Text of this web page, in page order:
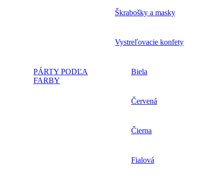
Škrabošky a masky
Vystreľovacie konfety
PÁRTY PODĽA
FARBY
Biela
Červená
Čierna
Fialová